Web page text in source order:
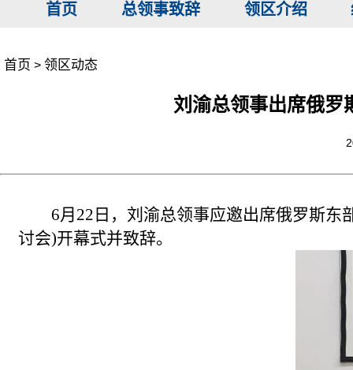
首页 总领事致辞 领区介绍
首页 > 领区动态
刘渝总领事出席俄罗
6月22日，刘渝总领事应邀出席俄罗斯
讨会)开幕式并致辞。